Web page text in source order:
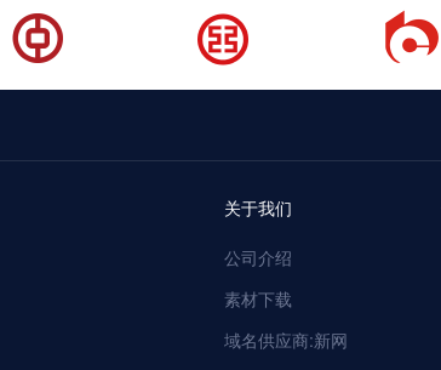
关于我们
公司介绍
素材下载
域名供应商:新网